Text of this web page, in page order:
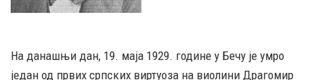
На данашњи дан, 19. маја 1929. године у Бечу је умро
један од првих српских виртуоза на виолини Драгомир